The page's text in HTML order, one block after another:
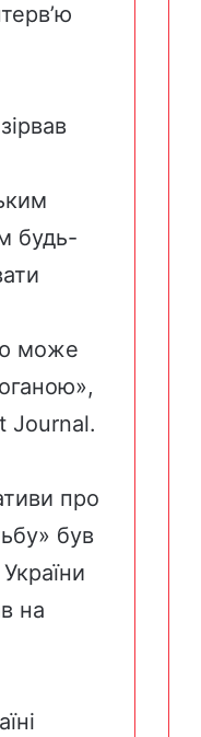
будь-
може
Journal.
про
був
на